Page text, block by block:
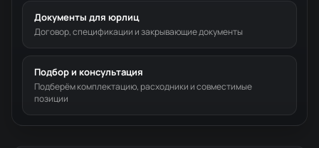
Документы для юрлиц
Договор, спецификации и закрывающие документы
Подбор и консультация
Подберём комплектацию, расходники и совместимые
позиции